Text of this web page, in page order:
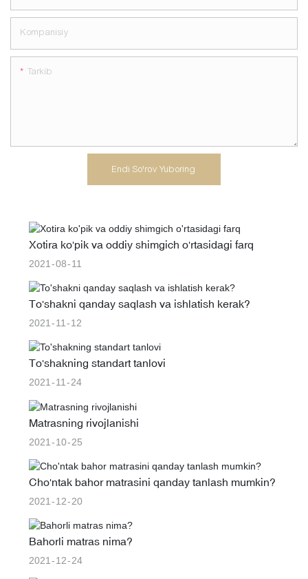
Kompanisiy
Tarkib
Endi So'rov Yuboring
Xotira ko'pik va oddiy shimgich o'rtasidagi farq
2021 08 11
To'shakni qanday saqlash va ishlatish kerak?
2021 11 12
To'shakning standart tanlovi
2021 11 24
Matrasning rivojlanishi
2021 10 25
Cho'ntak bahor matrasini qanday tanlash mumkin?
2021 12 20
Bahorli matras nima?
2021 12 24